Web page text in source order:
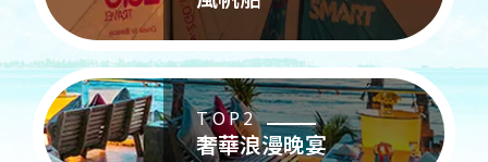
TOP2
奢華浪漫晚宴